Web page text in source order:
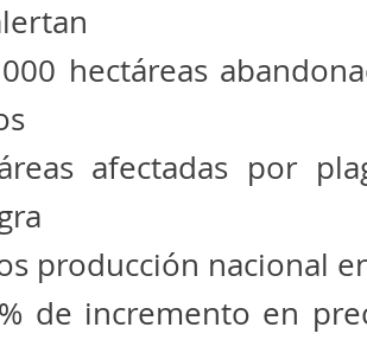
hectáreas
afectadas por
producción nacional
de incremento en